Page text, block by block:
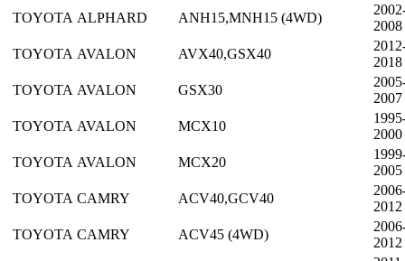
TOYOTA ALPHARD ANH15,MNH15 (4WD)
2008
TOYOTA AVALON AVX40,GSX40
2018
TOYOTA AVALON GSX30
2007
TOYOTA AVALON MCX10
2000
TOYOTA AVALON MCX20
2005
TOYOTA CAMRY ACV40,GCV40
2012
TOYOTA CAMRY ACV45 (4WD)
2012